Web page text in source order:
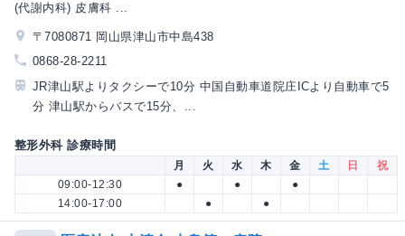
(代謝内科) 皮膚科 ...
〒7080871 岡山県津山市中島438
0868-28-2211
JR津山駅よりタクシーで10分 中国自動車道院庄ICより自動車で5
分 津山駅からバスで15分、...
整形外科 診療時間
月 火 水 木 金 土 日
祝
09:00-12:30
● ●
●
14:00-17:00
● ●